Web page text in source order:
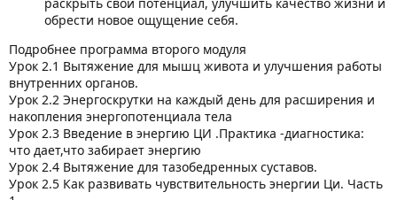
обрести новое ощущение себя.
Подробнее программа второго модуля
Урок 2.1 Вытяжение для мышц живота и улучшения работы
внутренних органов.
Урок 2.2 Энергоскрутки на каждый день для расширения и
накопления энергопотенциала тела
Урок 2.3 Введение в энергию ЦИ .Практика -диагностика:
что дает,что забирает энергию
Урок 2.4 Вытяжение для тазобедренных суставов.
Урок 2.5 Как развивать чувствительность энергии Ци. Часть